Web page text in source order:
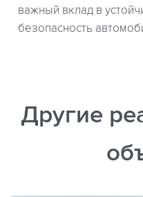
важный вклад в
безопасность
Другие